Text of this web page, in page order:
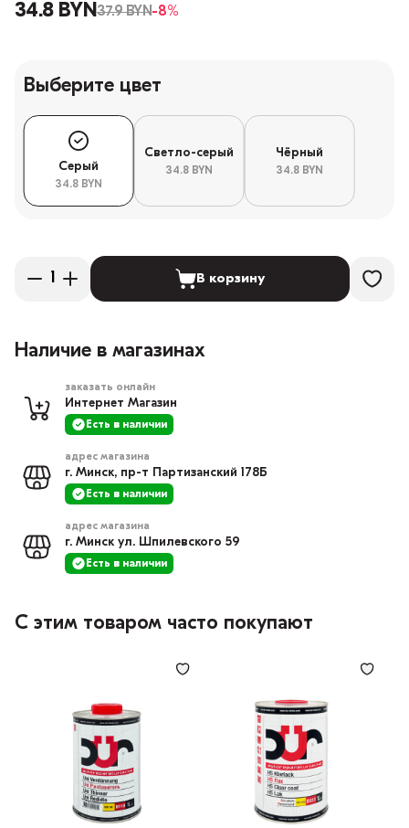
34.8 BYN37.9 BYN-8%
Выберите цвет
Серый
34.8 BYN
Светло-серый
34.8 BYN
Чёрный
34.8 BYN
В корзину
Наличие в магазинах
заказать онлайн
Интернет Магазин
Есть в наличии
адрес магазина
г. Минск, пр-т Партизанский 178Б
Есть в наличии
адрес магазина
г. Минск ул. Шпилевского 59
Есть в наличии
С этим товаром часто покупают